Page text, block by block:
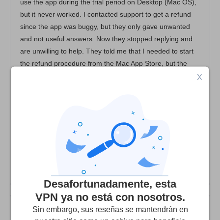
use the app during the trial period on Desktop (Mac OS),
but it never worked. I contacted support to get a refund
since the app was buggy, but they only gave unwanted
and not useful answers. Now they stopped replying and
are unwilling to help. They told me that I needed to start
the refund procedure from the Mac App Store, but the
manage the refund, contrary to what they say. Just don't
use it and don't pay any subscription, there are a lot of
other services (at the same price if not lower) that are
way more professional and safer and, most importantly,
working! Don't give money to this company, please.
Ned S
X
Desafortunadamente, esta
VPN ya no está con nosotros.
Sin embargo, sus reseñas se mantendrán en